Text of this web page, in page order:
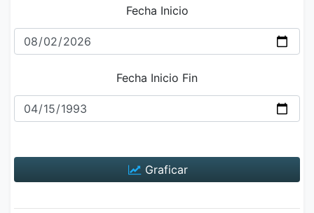
Fecha Inicio
Fecha Inicio Fin
Graficar